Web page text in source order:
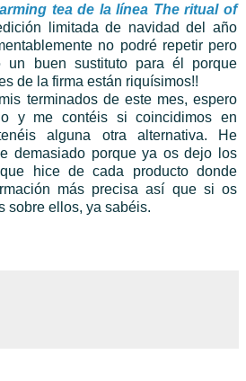
tea de la línea The ritual of
limitada de navidad del año
no podré repetir pero
un buen sustituto para él porque
de la firma están riquísimos!!
terminados de este mes, espero
y me contéis si coincidimos en
alguna otra alternativa. He
demasiado porque ya os dejo los
hice de cada producto donde
más precisa así que si os
sobre ellos, ya sabéis.